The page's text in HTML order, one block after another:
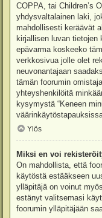
COPPA, tai Children’s
yhdysvaltalainen laki,
mahdollisesti keräävät
kirjallisen luvan tietojen
epävarma koskeeko
verkkosivua jolle olet
neuvonantajaan
tämän foorumin
yhteyshenkilöitä
kysymystä “Keneen
Ylös
Miksi en voi
On mahdollista, että
käytöstä estääkseen
ylläpitäjä on voinut
estänyt valitsemasi
foorumin ylläpitäjään